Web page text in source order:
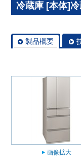
冷蔵庫 [本体]
製品概要
画像拡大